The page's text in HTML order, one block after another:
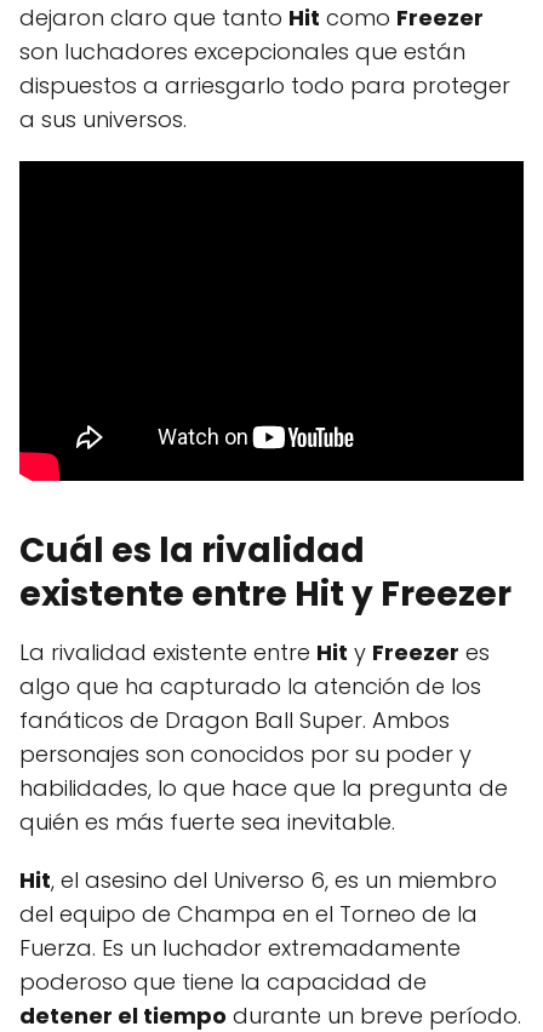
dejaron claro que tanto Hit como Freezer
son luchadores excepcionales que están
dispuestos a arriesgarlo todo para proteger
a sus universos.
Cuál es la rivalidad
existente entre Hit y Freezer
La rivalidad existente entre Hit y Freezer es
algo que ha capturado la atención de los
fanáticos de Dragon Ball Super. Ambos
personajes son conocidos por su poder y
habilidades, lo que hace que la pregunta de
quién es más fuerte sea inevitable.
Hit, el asesino del Universo 6, es un miembro
del equipo de Champa en el Torneo de la
Fuerza. Es un luchador extremadamente
poderoso que tiene la capacidad de
detener el tiempo durante un breve período.